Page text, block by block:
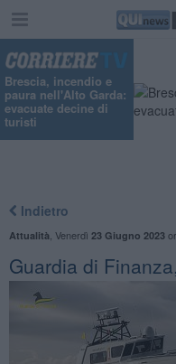
Brescia, incendio e
paura nell'Alto Garda:
evacuate decine di
turisti
Indietro
Attualità Venerdì 23 Giugno 2023
Guardia di